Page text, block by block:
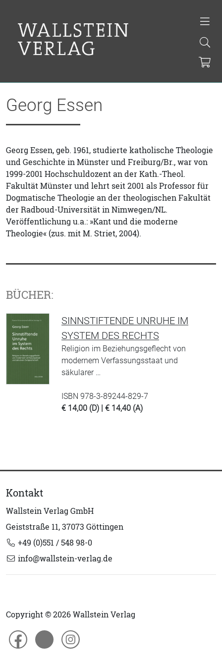
Georg Essen
Georg Essen, geb. 1961, studierte katholische Theologie
und Geschichte in Münster und Freiburg/Br., war von
1999-2001 Hochschuldozent an der Kath.-Theol.
Fakultät Münster und lehrt seit 2001 als Professor für
Dogmatische Theologie an der theologischen Fakultät
der Radboud-Universität in Nimwegen/NL.
Veröffentlichung u.a.: »Kant und die moderne
Theologie« (zus. mit M. Striet, 2004).
BÜCHER:
SINNSTIFTENDE UNRUHE IM
SYSTEM DES RECHTS
Religion im Beziehungsgeflecht von
modernem Verfassungsstaat und
säkularer …
ISBN 978-3-89244-829-7
€ 14,00 (D) | € 14,40 (A)
Kontakt
Wallstein Verlag GmbH
Geiststraße 11, 37073 Göttingen
+49 (0)551 / 548 98-0
info@wallstein-verlag.de
Copyright © 2026 Wallstein Verlag